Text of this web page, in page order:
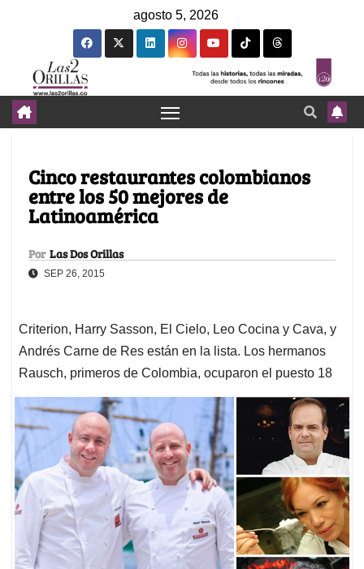
agosto 5, 2026
Cinco restaurantes colombianos
entre los 50 mejores de
Latinoamérica
Por Las Dos Orillas
SEP 26, 2015
Criterion, Harry Sasson, El Cielo, Leo Cocina y Cava, y
Andrés Carne de Res están en la lista. Los hermanos
Rausch, primeros de Colombia, ocuparon el puesto 18